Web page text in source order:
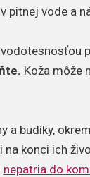
pitnej vode a
Koža môže
a budíky,
na konci ich
nepatria do